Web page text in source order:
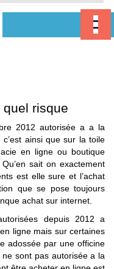
risque
2012 autorisée a a la
ainsi que sur la toile
en ligne ou boutique
sait on exactement
est elle sure et l’achat
que se pose toujours
achat sur internet.
depuis 2012 a
ligne mais sur certaines
adossée par une officine
sont pas autorisée a la